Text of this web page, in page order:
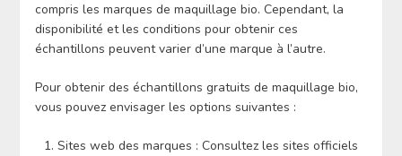
compris les marques de maquillage bio. Cependant, la
disponibilité et les conditions pour obtenir ces
échantillons peuvent varier d’une marque à l’autre.
Pour obtenir des échantillons gratuits de maquillage bio,
vous pouvez envisager les options suivantes :
Sites web des marques : Consultez les sites officiels